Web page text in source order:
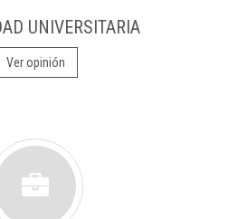
UNIVERSITARIA
Ver opinión